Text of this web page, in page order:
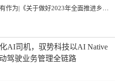
好2023年全面推进乡村振兴重点工作的意见》发布
AI司机，驭势科技以AI Native
驾驶业务管理全链路